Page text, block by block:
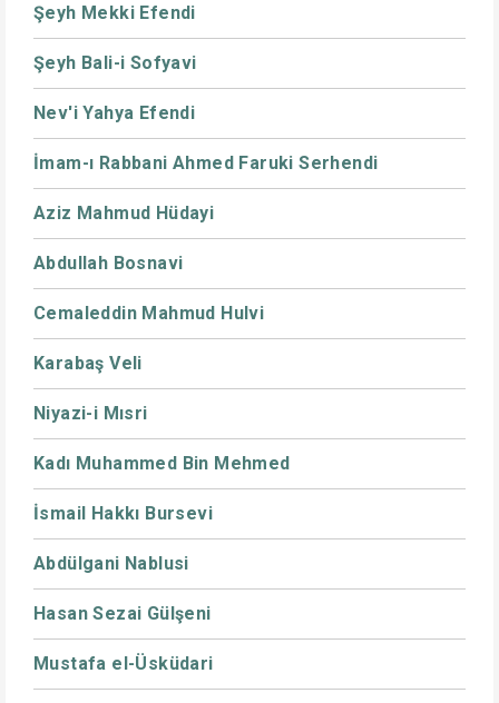
Şeyh Mekki Efendi
Şeyh Bali-i Sofyavi
Nev'i Yahya Efendi
İmam-ı Rabbani Ahmed Faruki Serhendi
Aziz Mahmud Hüdayi
Abdullah Bosnavi
Cemaleddin Mahmud Hulvi
Karabaş Veli
Niyazi-i Mısri
Kadı Muhammed Bin Mehmed
İsmail Hakkı Bursevi
Abdülgani Nablusi
Hasan Sezai Gülşeni
Mustafa el-Üsküdari